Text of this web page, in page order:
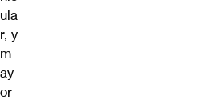
ula
r, y
m
ay
or